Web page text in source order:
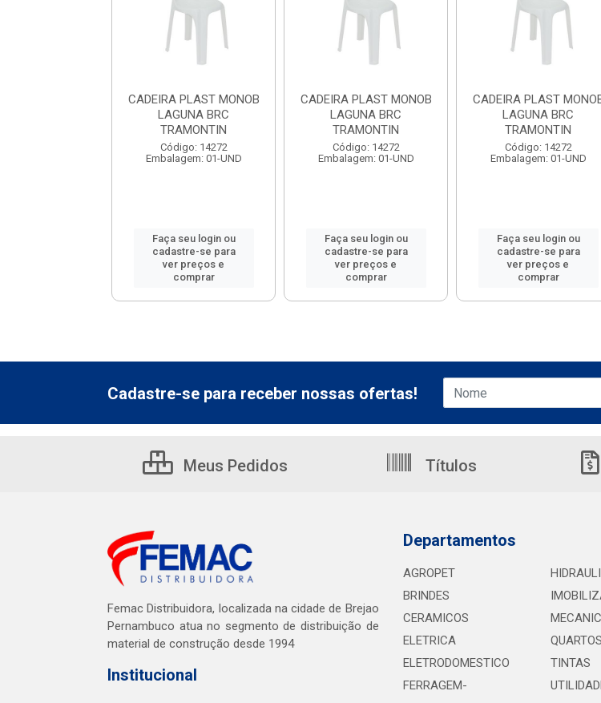
CADEIRA PLAST MONOB
LAGUNA BRC
TRAMONTIN
Código: 14272
Embalagem: 01-UND
Faça seu login ou
cadastre-se para
ver preços e
comprar
CADEIRA PLAST MONOB
LAGUNA BRC
TRAMONTIN
Código: 14272
Embalagem: 01-UND
Faça seu login ou
cadastre-se para
ver preços e
comprar
CADEIRA PLAST
LAGUNA BRC
TRAMONTIN
Código: 14272
Embalagem: 01-UND
Faça seu login ou
cadastre-se para
ver preços e
comprar
Cadastre-se para receber nossas ofertas!
Meus Pedidos Títulos
Femac Distribuidora, localizada na cidade de Brejao
Pernambuco atua no segmento de distribuição de
material de construção desde 1994
Institucional
Departamentos
AGROPET
BRINDES
CERAMICOS
ELETRICA
ELETRODOMESTICO
FERRAGEM-
QUARTOS
TINTAS